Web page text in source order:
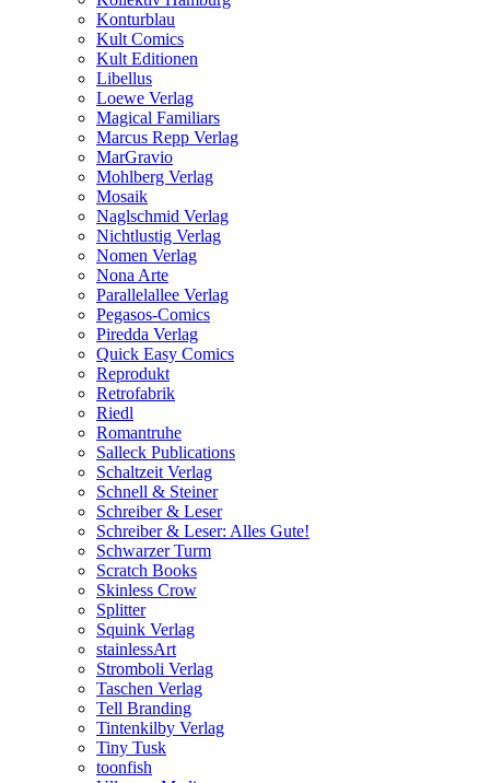
Konturblau
Kult Comics
Kult Editionen
Libellus
Loewe Verlag
Magical Familiars
Marcus Repp Verlag
MarGravio
Mohlberg Verlag
Mosaik
Naglschmid Verlag
Nichtlustig Verlag
Nomen Verlag
Nona Arte
Parallelallee Verlag
Pegasos-Comics
Piredda Verlag
Quick Easy Comics
Reprodukt
Retrofabrik
Riedl
Romantruhe
Salleck Publications
Schaltzeit Verlag
Schnell & Steiner
Schreiber & Leser
Schreiber & Leser: Alles Gute!
Schwarzer Turm
Scratch Books
Skinless Crow
Splitter
Squink Verlag
stainlessArt
Stromboli Verlag
Taschen Verlag
Tell Branding
Tintenkilby Verlag
Tiny Tusk
toonfish